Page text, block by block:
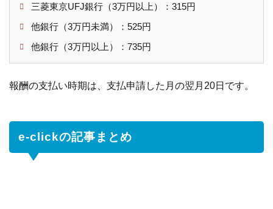
三菱東京UFJ銀行（3万円以上）：315円
他銀行（3万円未満）：525円
他銀行（3万円以上）：735円
報酬の支払い時期は、支払申請した月の翌月20日です。
e-clickの記事まとめ